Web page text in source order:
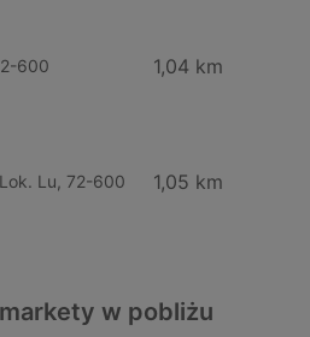
600
1,04 km
Lu, 72-600
1,05 km
w pobliżu